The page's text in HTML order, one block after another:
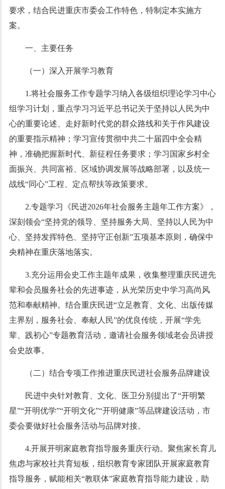
要求，结合民进重庆市委会工作特色，特制定本实施方
案。
一、主要任务
（一）深入开展学习教育
1.将社会服务工作专题学习纳入各级组织理论学习中心
组学习计划，重点学习习近平总书记关于坚持以人民为中
心的重要论述、走好新时代党的群众路线和关于作风建设
的重要指示精神；学习宣传贯彻中共二十届四中全会精
神，准确把握新时代、新征程任务要求；学习国家乡村全
面振兴、共同富裕、区域协调发展等战略部署，以及统一
战线“同心”工程、定点帮扶等政策要求。
2.专题学习《民进2026年社会服务主题年工作方案》，
深刻领会“坚持党的领导、坚持服务大局、坚持以人民为中
心、坚持发挥特色、坚持守正创新”五项基本原则，确保中
央精神在重庆落地落实。
3.充分运用会史工作主题年成果，收集整理重庆民进先
辈和会员服务社会的先进事迹，从光荣历史中学习高尚风
范和奉献精神。结合重庆民进“立足教育、文化、出版传媒
主界别，服务社会、奉献人民”的优良传统，开展“学先
辈、践初心”专题教育活动，邀请社会服务领域老会员讲授
会史故事。
（二）结合专项工作推进重庆民进社会服务品牌建设
民进中央针对教育、文化、医卫分别提出了“开明繁
星”“开明优学”“开明文化”“开明健康”等品牌建设活动，市
委会要做好社会服务活动与品牌对接。
4.开展开明家庭教育指导服务重庆行动。聚焦家长育儿
焦虑与家校社共育短板，组织教育专家团队开展家庭教育
指导服务，赋能相关“教联体”家庭教育指导能力建设，助